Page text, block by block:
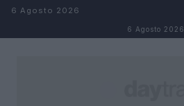
Salta al contenuto
6 Agosto 2026
6 Agosto 2026